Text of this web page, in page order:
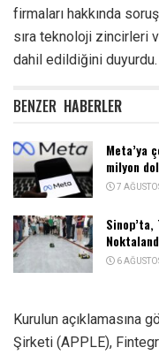
firmaları hakkında
sıra teknoloji zincirleri
dahil edildiğini duyurdu.
BENZER HABERLER
Meta’ya
milyon
7
6
Kurulun açıklamasına
Şirketi (APPLE),